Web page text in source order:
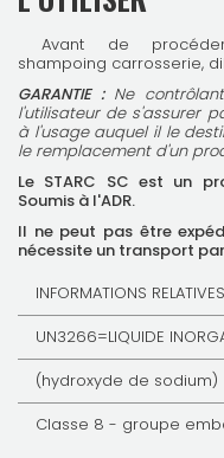
Avant de
shampoing carrosserie,
GARANTIE : Ne
l'utilisateur de s'assurer
à l'usage auquel il le
le remplacement d'un
Le STARC SC est un
Soumis à l'ADR.
Il ne peut pas être
nécessite un transport
INFORMATIONS
UN3266=LIQUIDE
(hydroxyde de sodium)
Classe 8 - groupe